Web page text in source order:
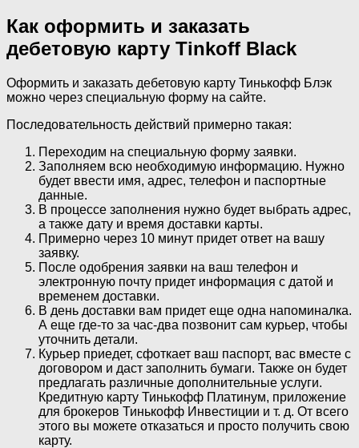
Как оформить и заказать
дебетовую карту Tinkoff Black
Оформить и заказать дебетовую карту Тинькофф Блэк
можно через специальную форму на сайте.
Последовательность действий примерно такая:
Переходим на специальную форму заявки.
Заполняем всю необходимую информацию. Нужно
будет ввести имя, адрес, телефон и паспортные
данные.
В процессе заполнения нужно будет выбрать адрес,
а также дату и время доставки карты.
Примерно через 10 минут придет ответ на вашу
заявку.
После одобрения заявки на ваш телефон и
электронную почту придет информация с датой и
временем доставки.
В день доставки вам придет еще одна напоминалка.
А еще где-то за час-два позвонит сам курьер, чтобы
уточнить детали.
Курьер приедет, сфоткает ваш паспорт, вас вместе с
договором и даст заполнить бумаги. Также он будет
предлагать различные дополнительные услуги.
Кредитную карту Тинькофф Платинум, приложение
для брокеров Тинькофф Инвестиции и т. д. От всего
этого вы можете отказаться и просто получить свою
карту.